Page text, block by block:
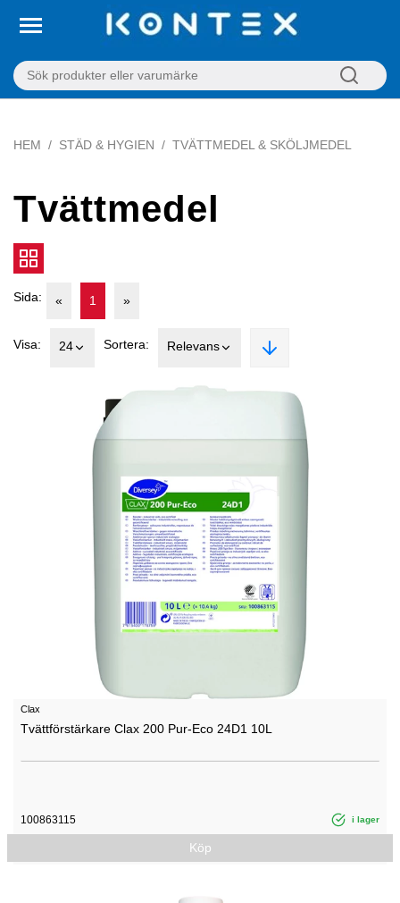
HEM STÄD & HYGIEN TVÄTTMEDEL & SKÖLJMEDEL
Tvättmedel
Sida: « 1 »
Visa: 24 Sortera: Relevans
Clax
Tvättförstärkare Clax 200 Pur-Eco 24D1 10L
100863115 i lager
Köp